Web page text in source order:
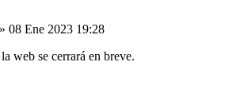
» 08 Ene 2023 19:28
web se cerrará en breve.